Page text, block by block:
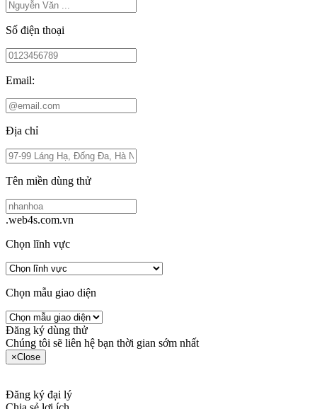
Số điện thoại
Email:
Địa chỉ
Tên miền dùng thử
.web4s.com.vn
Chọn lĩnh vực
Chọn mẫu giao diện
Đăng ký dùng thử
Chúng tôi sẽ liên hệ bạn thời gian sớm nhất
×Close
Đăng ký đại lý